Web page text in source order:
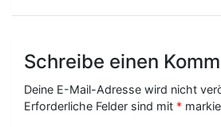
a
Schreibe einen
Deine E-Mail-Adresse wird nicht
Erforderliche Felder sind mit *